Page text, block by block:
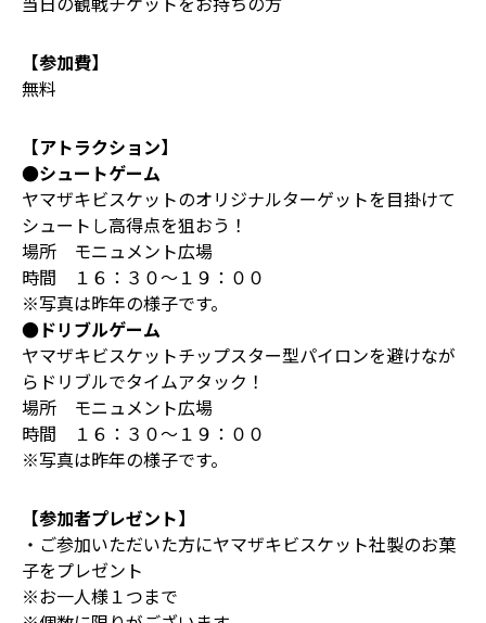
【参加費】
無料
【アトラクション】
●シュートゲーム
ヤマザキビスケットのオリジナルターゲットを目掛けて
シュートし高得点を狙おう！
場所 モニュメント広場
時間 １６：３０～１９：００
※写真は昨年の様子です。
●ドリブルゲーム
ヤマザキビスケットチップスター型パイロンを避けなが
らドリブルでタイムアタック！
場所 モニュメント広場
時間 １６：３０～１９：００
※写真は昨年の様子です。
【参加者プレゼント】
・ご参加いただいた方にヤマザキビスケット社製のお菓
子をプレゼント
※お一人様１つまで